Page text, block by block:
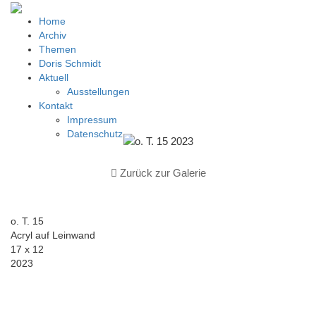
Home
Archiv
Themen
Doris Schmidt
Aktuell
Ausstellungen
Kontakt
Impressum
Datenschutz
Zurück zur Galerie
o. T. 15
Acryl auf Leinwand
17 x 12
2023